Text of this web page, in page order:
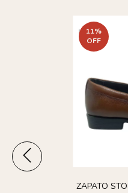
11%
OFF
ZAPATO